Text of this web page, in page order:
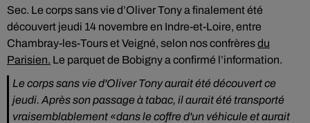
Sec. Le corps sans vie d’Oliver Tony a finalement été
découvert jeudi 14 novembre en Indre-et-Loire, entre
Chambray-les-Tours et Veigné, selon nos confrèresdu
Parisien. Le parquet de Bobigny a confirmé l’information.
Le corps sans vie d'Oliver Tony aurait été découvert ce
jeudi. Après son passage à tabac, il aurait été transporté
vraisemblablement «dans le coffre d'un véhicule et aurait